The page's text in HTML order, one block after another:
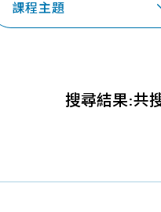
課程主題
搜尋結果:共
探索幹細胞/
胎盤臍帶間質